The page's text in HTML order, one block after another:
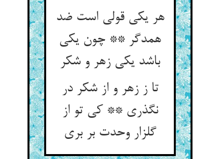
هر یکی قولی است ضد
همدگر ** چون یکی
باشد یکی زهر و شکر
تا ز زهر و از شکر در
نگذری ** کی تو از